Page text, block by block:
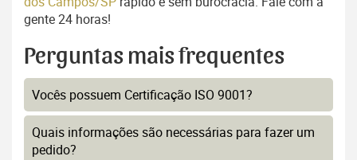
gente 24 horas!
Perguntas mais frequentes
Vocês possuem Certificação ISO 9001?
Quais informações são necessárias para fazer um
pedido?